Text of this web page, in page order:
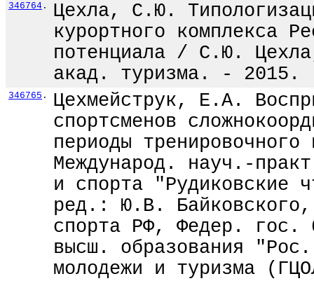
346764 .
Цехла, С.Ю.
курортного комплекса
потенциала / С.Ю.
акад. туризма. -
346765 .
Цехмейструк, Е.А.
спортсменов
периоды
Международ. науч.-
и спорта "Рудиковские
ред.: Ю.В.
спорта РФ, Федер. гос.
высш. образования
молодежи и туризма